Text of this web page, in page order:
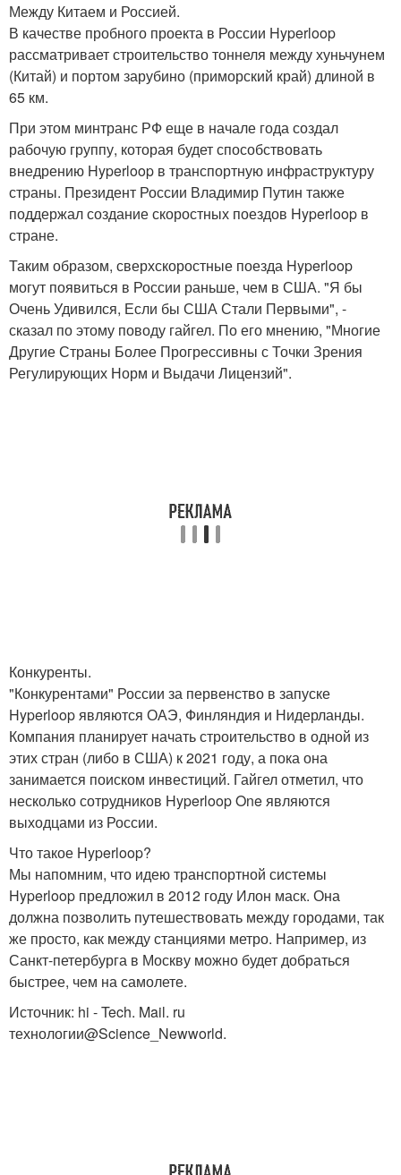
Между Китаем и Россией.
В качестве пробного проекта в России Hyperloop
рассматривает строительство тоннеля между хуньчунем
(Китай) и портом зарубино (приморский край) длиной в
65 км.
При этом минтранс РФ еще в начале года создал
рабочую группу, которая будет способствовать
внедрению Hyperloop в транспортную инфраструктуру
страны. Президент России Владимир Путин также
поддержал создание скоростных поездов Hyperloop в
стране.
Таким образом, сверхскоростные поезда Hyperloop
могут появиться в России раньше, чем в США. "Я бы
Очень Удивился, Если бы США Стали Первыми", -
сказал по этому поводу гайгел. По его мнению, "Многие
Другие Страны Более Прогрессивны с Точки Зрения
Регулирующих Норм и Выдачи Лицензий".
Конкуренты.
"Конкурентами" России за первенство в запуске
Hyperloop являются ОАЭ, Финляндия и Нидерланды.
Компания планирует начать строительство в одной из
этих стран (либо в США) к 2021 году, а пока она
занимается поиском инвестиций. Гайгел отметил, что
несколько сотрудников Hyperloop One являются
выходцами из России.
Что такое Hyperloop?
Мы напомним, что идею транспортной системы
Hyperloop предложил в 2012 году Илон маск. Она
должна позволить путешествовать между городами, так
же просто, как между станциями метро. Например, из
Санкт-петербурга в Москву можно будет добраться
быстрее, чем на самолете.
Источник: hi - Tech. Mail. ru
технологии@Science_Newworld.